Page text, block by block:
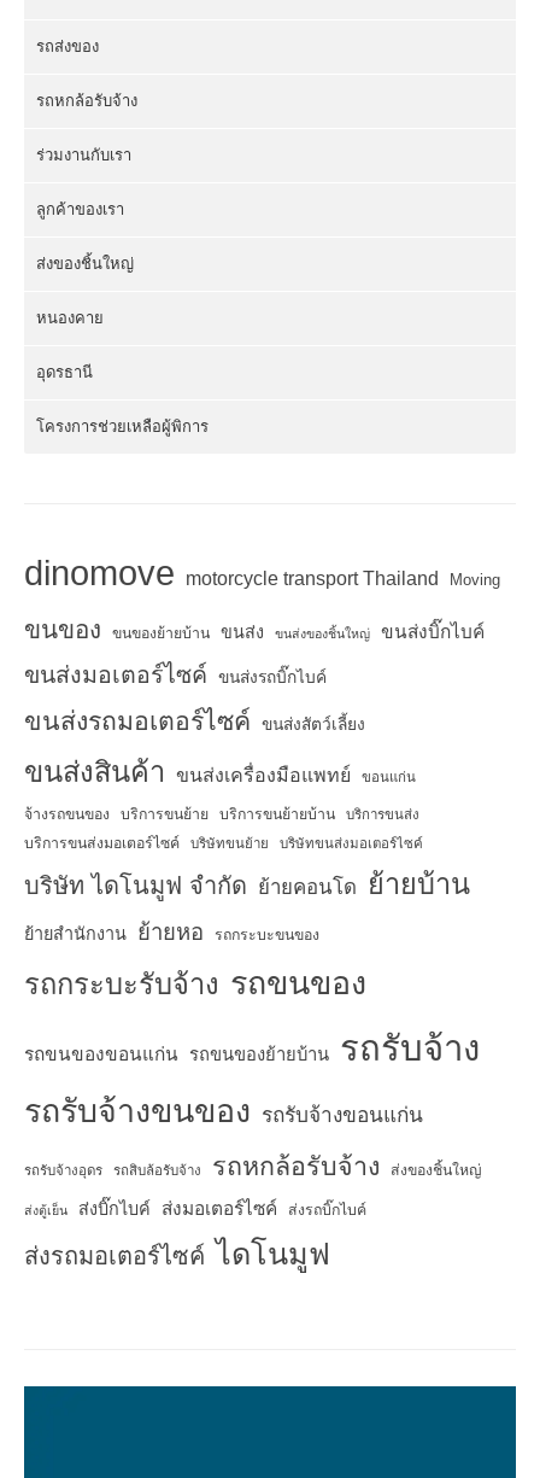
รถส่งของ
รถหกล้อรับจ้าง
ร่วมงานกับเรา
ลูกค้าของเรา
ส่งของชิ้นใหญ่
หนองคาย
อุดรธานี
โครงการช่วยเหลือผู้พิการ
dinomove motorcycle transport Thailand Moving
ขนของ ขนของย้ายบ้าน ขนส่ง ขนส่งของชิ้นใหญ่ ขนส่งบิ๊กไบค์
ขนส่งมอเตอร์ไซค์ ขนส่งรถบิ๊กไบค์
ขนส่งรถมอเตอร์ไซค์ ขนส่งสัตว์เลี้ยง
ขนส่งสินค้า ขนส่งเครื่องมือแพทย์ ขอนแก่น
จ้างรถขนของ บริการขนย้าย บริการขนย้ายบ้าน บริการขนส่ง
บริการขนส่งมอเตอร์ไซค์ บริษัทขนย้าย บริษัทขนส่งมอเตอร์ไซค์
บริษัท ไดโนมูฟ จำกัด ย้ายคอนโด ย้ายบ้าน
ย้ายสำนักงาน ย้ายหอ รถกระบะขนของ
รถกระบะรับจ้าง รถขนของ
รถขนของขอนแก่น รถขนของย้ายบ้าน รถรับจ้าง
รถรับจ้างขนของ รถรับจ้างขอนแก่น
รถรับจ้างอุดร รถสิบล้อรับจ้าง รถหกล้อรับจ้าง ส่งของชิ้นใหญ่
ส่งตู้เย็น ส่งบิ๊กไบค์ ส่งมอเตอร์ไซค์ ส่งรถบิ๊กไบค์
ส่งรถมอเตอร์ไซค์ ไดโนมูฟ